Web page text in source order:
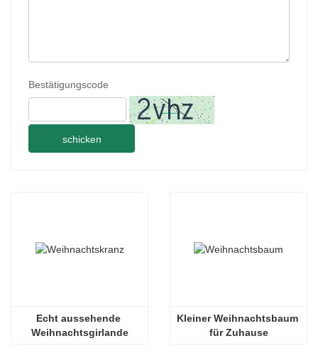
Bestätigungscode
schicken
Echt aussehende
Weihnachtsgirlande
Kleiner Weihnachtsbaum
für Zuhause